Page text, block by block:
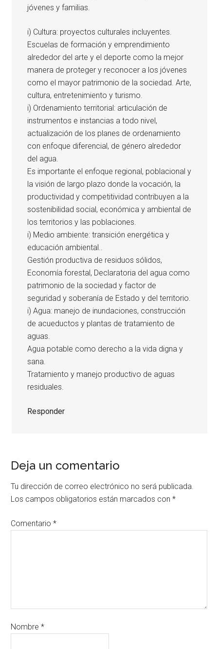
jóvenes y familias.
i) Cultura: proyectos culturales incluyentes.
Escuelas de formación y emprendimiento
alrededor del arte y el deporte como la mejor
manera de proteger y reconocer a los jóvenes
como el mayor patrimonio de la sociedad. Arte,
cultura, entretenimiento y turismo.
i) Ordenamiento territorial: articulación de
instrumentos e instancias a todo nivel,
actualización de los planes de ordenamiento
con enfoque diferencial, de género alrededor
del agua.
Es importante el enfoque regional, poblacional y
la visión de largo plazo donde la vocación, la
productividad y competitividad contribuyen a la
sostenibilidad social, económica y ambiental de
los territorios y las poblaciones.
i) Medio ambiente: transición energética y
educación ambiental..
Gestión productiva de residuos sólidos,
Economía forestal, Declaratoria del agua como
patrimonio de la sociedad y factor de
seguridad y soberanía de Estado y del territorio.
i) Agua: manejo de inundaciones, construcción
de acueductos y plantas de tratamiento de
aguas.
Agua potable como derecho a la vida digna y
sana.
Tratamiento y manejo productivo de aguas
residuales.
Responder
Deja un comentario
Tu dirección de correo electrónico no será publicada.
Los campos obligatorios están marcados con*
Comentario*
Nombre*